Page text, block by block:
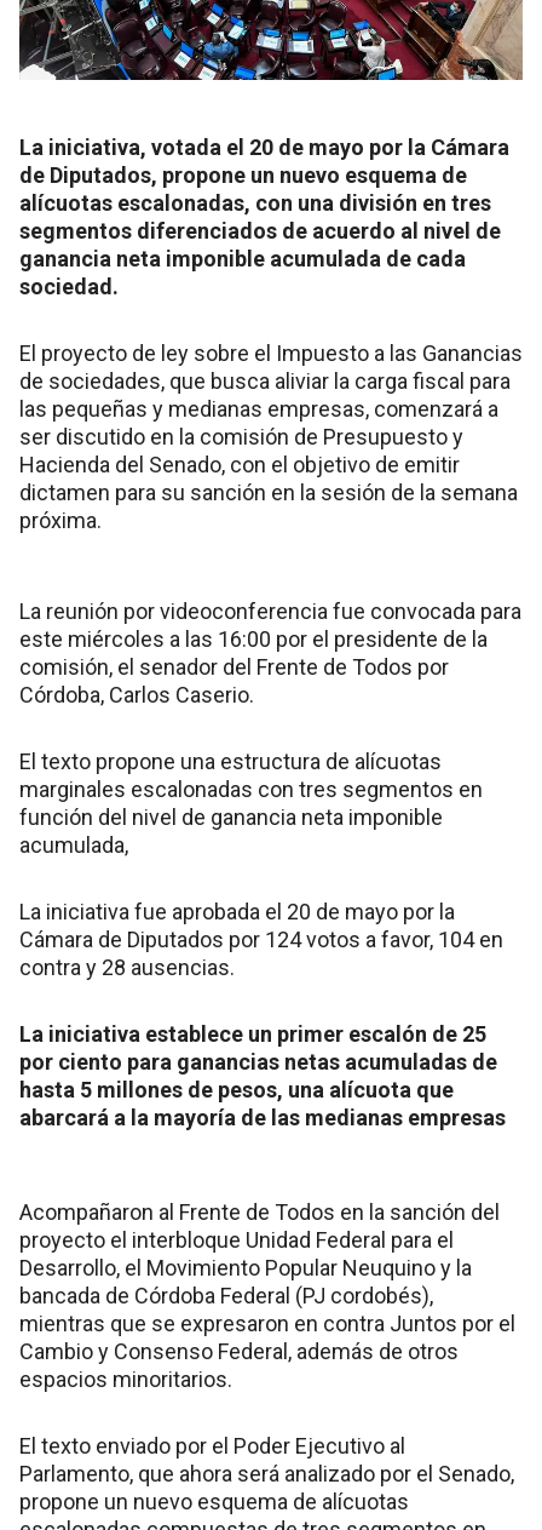
La iniciativa, votada el 20 de mayo por la Cámara
de Diputados, propone un nuevo esquema de
alícuotas escalonadas, con una división en tres
segmentos diferenciados de acuerdo al nivel de
ganancia neta imponible acumulada de cada
sociedad.
El proyecto de ley sobre el Impuesto a las Ganancias
de sociedades, que busca aliviar la carga fiscal para
las pequeñas y medianas empresas, comenzará a
ser discutido en la comisión de Presupuesto y
Hacienda del Senado, con el objetivo de emitir
dictamen para su sanción en la sesión de la semana
próxima.
La reunión por videoconferencia fue convocada para
este miércoles a las 16:00 por el presidente de la
comisión, el senador del Frente de Todos por
Córdoba, Carlos Caserio.
El texto propone una estructura de alícuotas
marginales escalonadas con tres segmentos en
función del nivel de ganancia neta imponible
acumulada,
La iniciativa fue aprobada el 20 de mayo por la
Cámara de Diputados por 124 votos a favor, 104 en
contra y 28 ausencias.
La iniciativa establece un primer escalón de 25
por ciento para ganancias netas acumuladas de
hasta 5 millones de pesos, una alícuota que
abarcará a la mayoría de las medianas empresas
Acompañaron al Frente de Todos en la sanción del
proyecto el interbloque Unidad Federal para el
Desarrollo, el Movimiento Popular Neuquino y la
bancada de Córdoba Federal (PJ cordobés),
mientras que se expresaron en contra Juntos por el
Cambio y Consenso Federal, además de otros
espacios minoritarios.
El texto enviado por el Poder Ejecutivo al
Parlamento, que ahora será analizado por el Senado,
propone un nuevo esquema de alícuotas